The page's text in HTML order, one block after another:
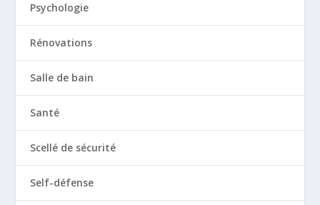
Psychologie
Rénovations
Salle de bain
Santé
Scellé de sécurité
Self-défense